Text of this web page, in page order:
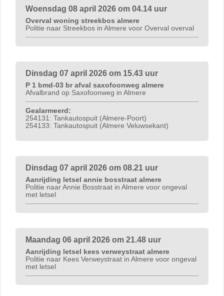
Woensdag 08 april 2026 om 04.14 uur
Overval woning streekbos almere
Politie naar Streekbos in Almere voor Overval overval
Dinsdag 07 april 2026 om 15.43 uur
P 1 bmd-03 br afval saxofoonweg almere
Afvalbrand op Saxofoonweg in Almere
Gealarmeerd:
254131: Tankautospuit (Almere-Poort)
254133: Tankautospuit (Almere Veluwsekant)
Dinsdag 07 april 2026 om 08.21 uur
Aanrijding letsel annie bosstraat almere
Politie naar Annie Bosstraat in Almere voor ongeval
met letsel
Maandag 06 april 2026 om 21.48 uur
Aanrijding letsel kees verweystraat almere
Politie naar Kees Verweystraat in Almere voor ongeval
met letsel